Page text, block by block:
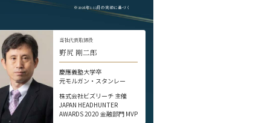
※2024年1-12月の実績に基づく
当社代表取締役
野尻 剛二郎
慶應義塾大学卒
元モルガン・スタンレー
株式会社ビズリーチ 主催
JAPAN HEADHUNTER
AWARDS 2020 金融部門 MVP